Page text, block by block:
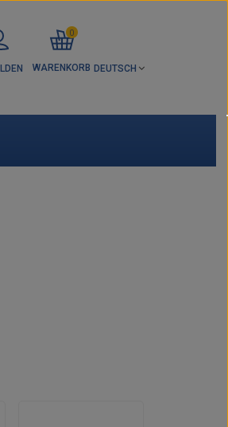
DEUTSCH
WARENKORB
0